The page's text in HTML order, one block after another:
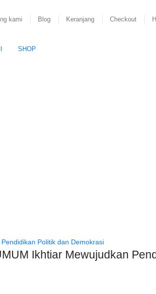
kami Blog Keranjang Checkout
SHOP
Ikhtiar Mewujudkan